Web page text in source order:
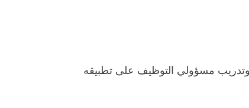
مسؤولي التوظيف على تطبيقه